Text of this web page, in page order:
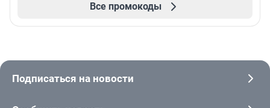
Все промокоды
Подписаться на новости